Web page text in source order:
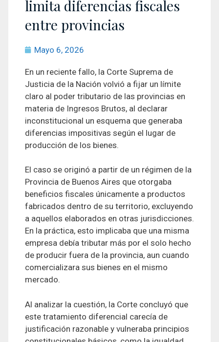
limita diferencias fiscales
entre provincias
Mayo 6, 2026
En un reciente fallo, la Corte Suprema de
Justicia de la Nación volvió a fijar un límite
claro al poder tributario de las provincias en
materia de Ingresos Brutos, al declarar
inconstitucional un esquema que generaba
diferencias impositivas según el lugar de
producción de los bienes.
El caso se originó a partir de un régimen de la
Provincia de Buenos Aires que otorgaba
beneficios fiscales únicamente a productos
fabricados dentro de su territorio, excluyendo
a aquellos elaborados en otras jurisdicciones.
En la práctica, esto implicaba que una misma
empresa debía tributar más por el solo hecho
de producir fuera de la provincia, aun cuando
comercializara sus bienes en el mismo
mercado.
Al analizar la cuestión, la Corte concluyó que
este tratamiento diferencial carecía de
justificación razonable y vulneraba principios